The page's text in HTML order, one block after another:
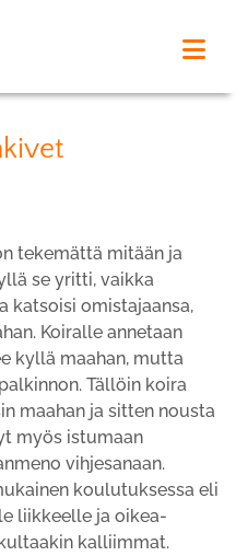
tekemättä mitään ja
se yritti, vaikka
katsoisi omistajaansa,
Koiralle annetaan
kyllä maahan, mutta
Tällöin koira
maahan ja sitten nousta
myös istumaan
vihjesanaan.
koulutuksessa eli
liikkeelle ja oikea-
kalliimmat.